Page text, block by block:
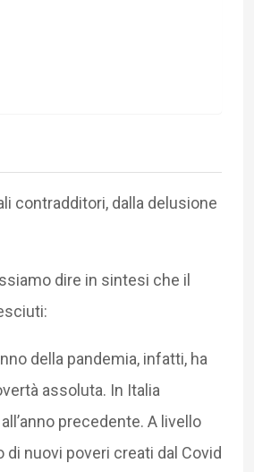
contradditori, dalla delusione
dire in sintesi che il
della pandemia, infatti, ha
assoluta. In Italia
precedente. A livello
nuovi poveri creati dal Covid